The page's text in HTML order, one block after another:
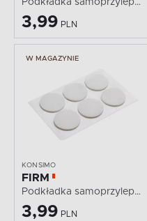
3,99 PLN
W MAGAZYNIE
KONSIMO
FIRM
Podkładka samoprzylepna
3,99 PLN